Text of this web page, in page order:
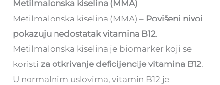
Metilmalonska kiselina (MMA)
Metilmalonska kiselina (MMA) – Povišeni nivoi
pokazuju nedostatak vitamina B12.
Metilmalonska kiselina je biomarker koji se
koristiza otkrivanje deficijencije vitamina B12.
U normalnim uslovima, vitamin B12 je